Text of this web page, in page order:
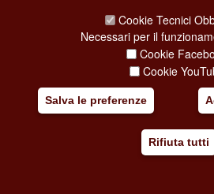
SOCIAL MEDIA
COPYRIGHT
ESCLUSIONE DI
Cookie Tecnici
Necessari per il
Cookie
Cookie
Salva le preferenze
Rifiuta tutti